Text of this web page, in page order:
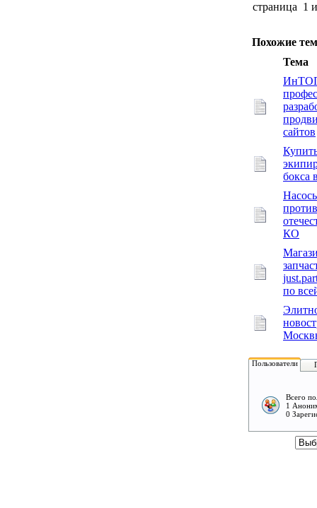
страница 1
Похожие
Тема
сайтов
бокса
против
КО
по
Пользователи
Всего
1
0